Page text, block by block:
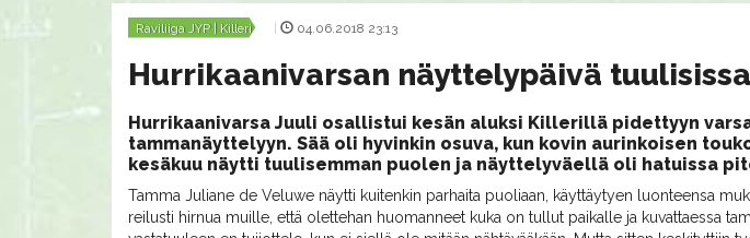
Raviliiga JYP | Killeri | 04.06.2018 23:13
Hurrikaanivarsan näyttelypäivä
Hurrikaanivarsa Juuli osallistui kesän aluksi Killerillä pidettyyn
tammanäyttelyyn. Sää oli hyvinkin osuva, kun kovin aurinkoisen
kesäkuu näytti tuulisemman puolen ja näyttelyväellä oli hatuissa
Tamma Juliane de Veluwe näytti kuitenkin parhaita puoliaan, käyttäytyen luonteensa
reilusti hirnua muille, että olettehan huomanneet kuka on tullut paikalle ja kuvattaessa